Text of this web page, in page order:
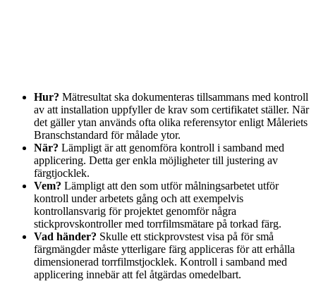
Hur? Mätresultat ska dokumenteras tillsammans med kontroll
av att installation uppfyller de krav som certifikatet ställer. När
det gäller ytan används ofta olika referensytor enligt Måleriets
Branschstandard för målade ytor.
När? Lämpligt är att genomföra kontroll i samband med
applicering. Detta ger enkla möjligheter till justering av
färgtjocklek.
Vem? Lämpligt att den som utför målningsarbetet utför
kontroll under arbetets gång och att exempelvis
kontrollansvarig för projektet genomför några
stickprovskontroller med torrfilmsmätare på torkad färg.
Vad händer? Skulle ett stickprovstest visa på för små
färgmängder måste ytterligare färg appliceras för att erhålla
dimensionerad torrfilmstjocklek. Kontroll i samband med
applicering innebär att fel åtgärdas omedelbart.